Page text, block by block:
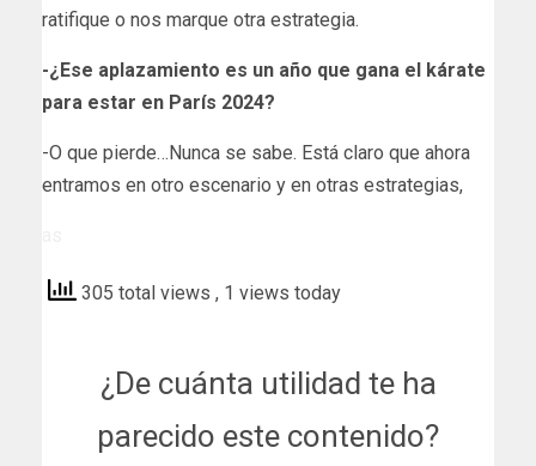
ratifique o nos marque otra estrategia.
-¿Ese aplazamiento es un año que gana el kárate
para estar en París 2024?
-O que pierde…Nunca se sabe. Está claro que ahora
entramos en otro escenario y en otras estrategias,
305 total views , 1 views today
¿De cuánta utilidad te ha
parecido este contenido?